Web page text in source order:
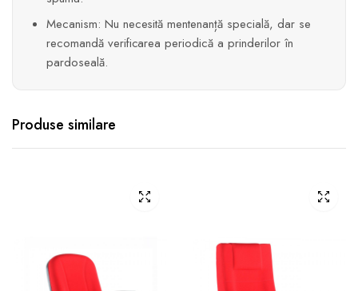
Mecanism: Nu necesită mentenanță specială, dar se
recomandă verificarea periodică a prinderilor în
pardoseală.
Produse similare